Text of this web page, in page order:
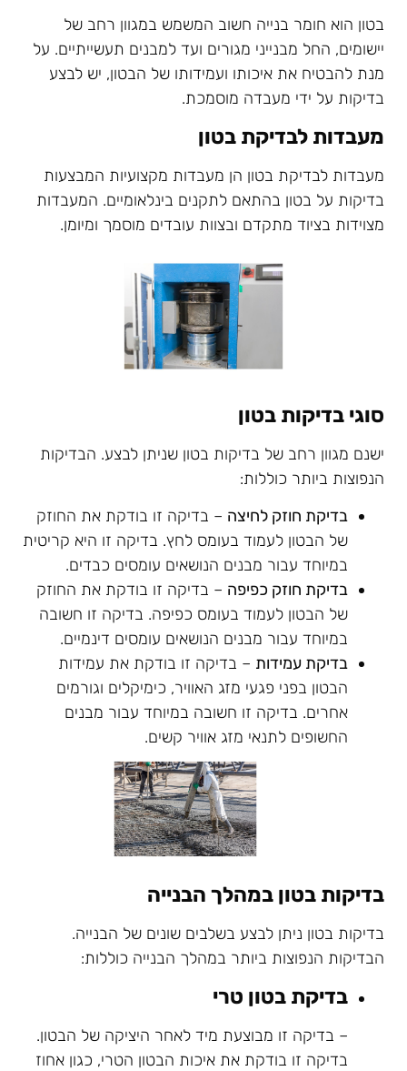
בטון הוא חומר בנייה חשוב המשמש במגוון רחב של
יישומים, החל מבנייני מגורים ועד למבנים תעשייתיים. על
מנת להבטיח את איכותו ועמידותו של הבטון, יש לבצע
בדיקות על ידי מעבדה מוסמכת.
מעבדות לבדיקת בטון
מעבדות לבדיקת בטון הן מעבדות מקצועיות המבצעות
בדיקות על בטון בהתאם לתקנים בינלאומיים. המעבדות
מצוידות בציוד מתקדם ובצוות עובדים מוסמך ומיומן.
סוגי בדיקות בטון
ישנם מגוון רחב של בדיקות בטון שניתן לבצע. הבדיקות
הנפוצות ביותר כוללות:
בדיקת חוזק לחיצה – בדיקה זו בודקת את החוזק
של הבטון לעמוד בעומס לחץ. בדיקה זו היא קריטית
במיוחד עבור מבנים הנושאים עומסים כבדים.
בדיקת חוזק כפיפה – בדיקה זו בודקת את החוזק
של הבטון לעמוד בעומס כפיפה. בדיקה זו חשובה
במיוחד עבור מבנים הנושאים עומסים דינמיים.
בדיקת עמידות – בדיקה זו בודקת את עמידות
הבטון בפני פגעי מזג האוויר, כימיקלים וגורמים
אחרים. בדיקה זו חשובה במיוחד עבור מבנים
החשופים לתנאי מזג אוויר קשים.
בדיקות בטון במהלך הבנייה
בדיקות בטון ניתן לבצע בשלבים שונים של הבנייה.
הבדיקות הנפוצות ביותר במהלך הבנייה כוללות:
בדיקת בטון טרי
– בדיקה זו מבוצעת מיד לאחר היציקה של הבטון.
בדיקה זו בודקת את איכות הבטון הטרי, כגון אחוז